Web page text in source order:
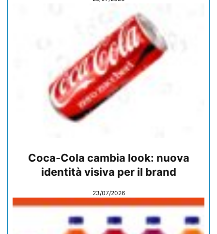
Coca-Cola cambia look: nuova
identità visiva per il brand
23/07/2026